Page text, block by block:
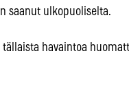
saanut ulkopuoliselta.
havaintoa